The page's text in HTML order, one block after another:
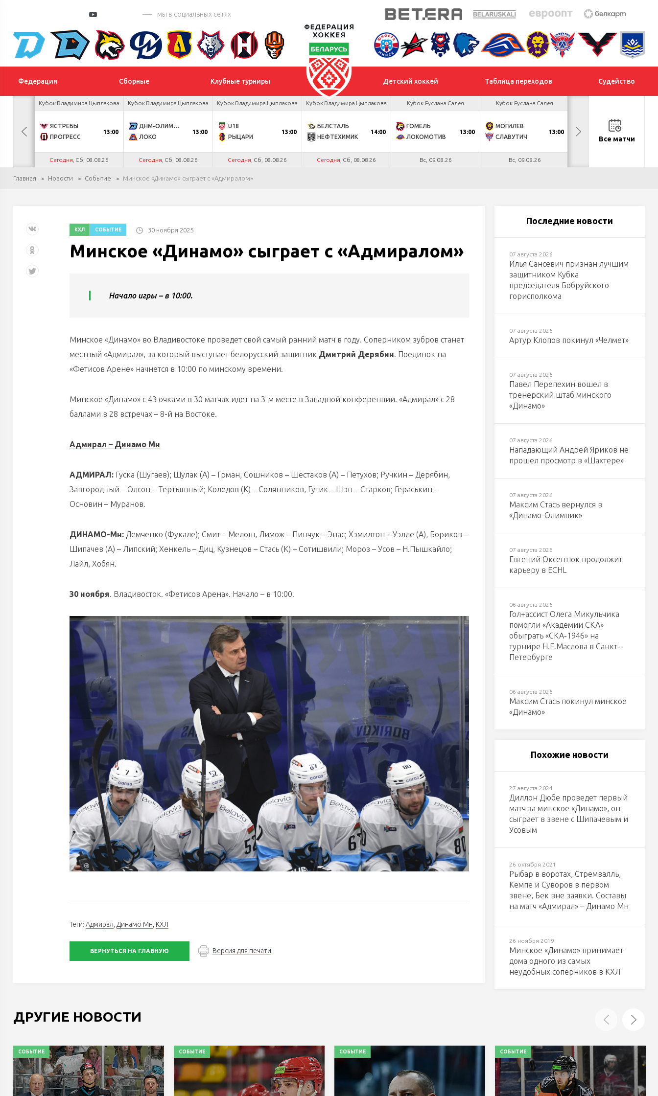
мы в социальных сетях
Федерация Сборные Клубные турниры Детский хоккей Таблица переходов Судейство
Кубок Владимира Цыплакова
ЯСТРЕБЫ
ПРОГРЕСС
13:00
Сегодня , Сб, 08.08.26
Кубок Владимира Цыплакова
ДНМ-ОЛИМПИК
ЛОКО
13:00
Сегодня , Сб, 08.08.26
Кубок Владимира Цыплакова
U18
РЫЦАРИ
13:00
Сегодня , Сб, 08.08.26
Кубок Владимира Цыплакова
БЕЛСТАЛЬ
НЕФТЕХИМИК
14:00
Сегодня , Сб, 08.08.26
Кубок Руслана Салея
ГОМЕЛЬ
ЛОКОМОТИВ
13:00
Вс, 09.08.26
Кубок Руслана Салея
МОГИЛЕВ
СЛАВУТИЧ
13:00
Вс, 09.08.26
МЕТАЛЛУРГ
Все матчи
Главная Новости Событие Минское «Динамо» сыграет с «Адмиралом»
КХЛ СОБЫТИЕ 30 ноября 2025
Минское «Динамо» сыграет с «Адмиралом»
Начало игры – в 10:00.
Минское «Динамо» во Владивостоке проведет свой самый ранний матч в году. Соперником зубров станет
местный «Адмирал», за который выступает белорусский защитник Дмитрий Дерябин. Поединок на
«Фетисов Арене» начнется в 10:00 по минскому времени.
Минское «Динамо» с 43 очками в 30 матчах идет на 3-м месте в Западной конференции. «Адмирал» с 28
баллами в 28 встречах – 8-й на Востоке.
Адмирал – Динамо Мн
АДМИРАЛ: Гуска (Шугаев); Шулак (А) – Грман, Сошников – Шестаков (А) – Петухов; Ручкин – Дерябин,
Завгородный – Олсон – Тертышный; Коледов (К) – Солянников, Гутик – Шэн – Старков; Гераськин –
Основин – Муранов.
ДИНАМО-Мн: Демченко (Фукале); Смит – Мелош, Лимож – Пинчук – Энас; Хэмилтон – Уэлле (А), Бориков –
Шипачев (А) – Липский; Хенкель – Диц, Кузнецов – Стась (К) – Сотишвили; Мороз – Усов – Н.Пышкайло;
Лайл, Хобян.
30 ноября. Владивосток. «Фетисов Арена». Начало – в 10:00.
Теги: Адмирал Динамо Мн КХЛ
ВЕРНУТЬСЯ НА ГЛАВНУЮ Версия для печати
Последние новости
07 августа 2026
Илья Сансевич признан лучшим
защитником Кубка
председателя Бобруйского
горисполкома
07 августа 2026
Артур Клопов покинул «Челмет»
07 августа 2026
Павел Перепехин вошел в
тренерский штаб минского
«Динамо»
07 августа 2026
Нападающий Андрей Яриков не
прошел просмотр в «Шахтере»
07 августа 2026
Максим Стась вернулся в
«Динамо-Олимпик»
07 августа 2026
Евгений Оксентюк продолжит
карьеру в ECHL
06 августа 2026
Гол+ассист Олега Микульчика
помогли «Академии СКА»
обыграть «СКА-1946» на
турнире Н.Е.Маслова в Санкт-
Петербурге
06 августа 2026
Максим Стась покинул минское
«Динамо»
Похожие новости
27 августа 2024
Диллон Дюбе проведет первый
матч за минское «Динамо», он
сыграет в звене с Шипачевым и
Усовым
26 октября 2021
Рыбар в воротах, Стремвалль,
Кемпе и Суворов в первом
звене, Бек вне заявки. Составы
на матч «Адмирал» – Динамо Мн
26 ноября 2019
Минское «Динамо» принимает
дома одного из самых
неудобных соперников в КХЛ
ДРУГИЕ НОВОСТИ
СОБЫТИЕ СОБЫТИЕ СОБЫТИЕ СОБЫТИЕ